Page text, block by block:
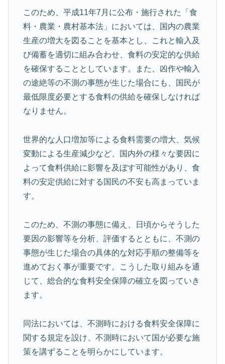
このため、平成11年7月に公布・施行された「食
料・農業・農村基本法」においては、国内の農業
生産の増大を図ることを基本とし、これと輸入及
び備蓄を適切に組み合わせ、食料の安定的な供給
を確保することとしています。また、凶作や輸入
の途絶等の不測の事態が生じた場合にも、国民が
最低限度必要とする食料の供給を確保しなければ
なりません。
世界的な人口増加等による食料需要の増大、気候
変動による生産減少など、国内外の様々な要因に
よって食料供給に影響を及ぼす可能性があり、食
料の安定供給に対する国民の不安も高まっていま
す。
このため、不測の事態に備え、日頃からそうした
要因の影響等を分析、評価するとともに、不測の
事態が生じた場合の具体的な対応手順の整備等を
進めておく事が重要です。こうした取り組みを通
じて、総合的な食料安全保障の確立を図っていき
ます。
同法においては、不測時における食料安全保障に
関する規定を設け、不測時において国が必要な施
策を講ずることを明らかにしています。